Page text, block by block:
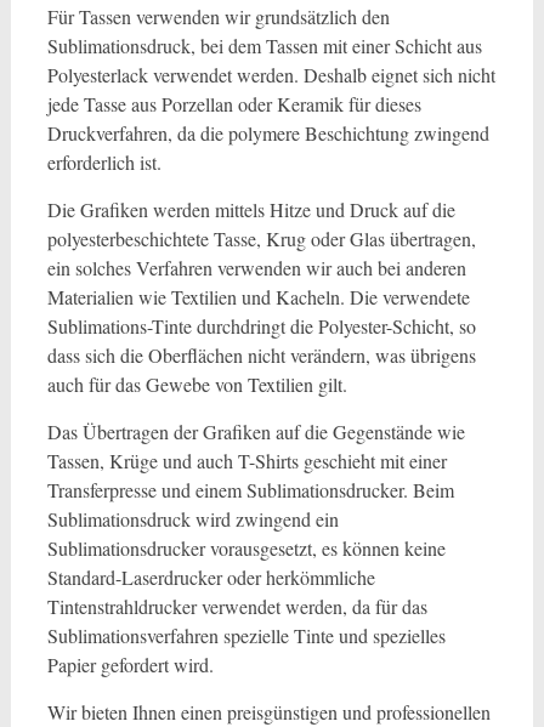
Für Tassen verwenden wir grundsätzlich den
Sublimationsdruck, bei dem Tassen mit einer Schicht aus
Polyesterlack verwendet werden. Deshalb eignet sich nicht
jede Tasse aus Porzellan oder Keramik für dieses
Druckverfahren, da die polymere Beschichtung zwingend
erforderlich ist.
Die Grafiken werden mittels Hitze und Druck auf die
polyesterbeschichtete Tasse, Krug oder Glas übertragen,
ein solches Verfahren verwenden wir auch bei anderen
Materialien wie Textilien und Kacheln. Die verwendete
Sublimations-Tinte durchdringt die Polyester-Schicht, so
dass sich die Oberflächen nicht verändern, was übrigens
auch für das Gewebe von Textilien gilt.
Das Übertragen der Grafiken auf die Gegenstände wie
Tassen, Krüge und auch T-Shirts geschieht mit einer
Transferpresse und einem Sublimationsdrucker. Beim
Sublimationsdruck wird zwingend ein
Sublimationsdrucker vorausgesetzt, es können keine
Standard-Laserdrucker oder herkömmliche
Tintenstrahldrucker verwendet werden, da für das
Sublimationsverfahren spezielle Tinte und spezielles
Papier gefordert wird.
Wir bieten Ihnen einen preisgünstigen und professionellen